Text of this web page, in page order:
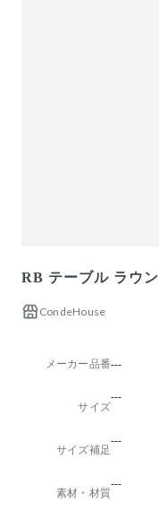
RB テーブル ラウ
CondeHouse
メーカー品番---
サイズ
---
サイズ補足
---
素材・材質
---